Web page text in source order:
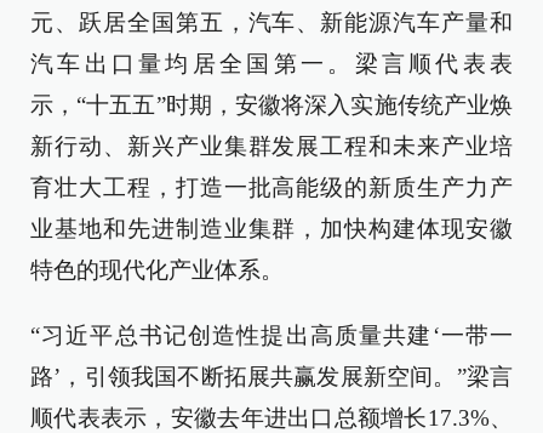
元、跃居全国第五，汽车、新能源汽车产量和
汽车出口量均居全国第一。梁言顺代表表
示，“十五五”时期，安徽将深入实施传统产业焕
新行动、新兴产业集群发展工程和未来产业培
育壮大工程，打造一批高能级的新质生产力产
业基地和先进制造业集群，加快构建体现安徽
特色的现代化产业体系。
“习近平总书记创造性提出高质量共建‘一带一
路’，引领我国不断拓展共赢发展新空间。”梁言
顺代表表示，安徽去年进出口总额增长17.3%、